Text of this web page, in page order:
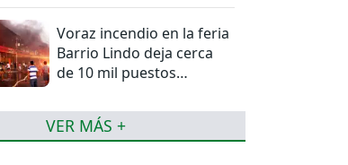
Voraz incendio en la feria
Barrio Lindo deja cerca
de 10 mil puestos
VER MÁS +